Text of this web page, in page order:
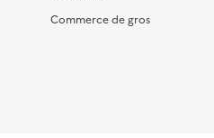
Commerce de gros